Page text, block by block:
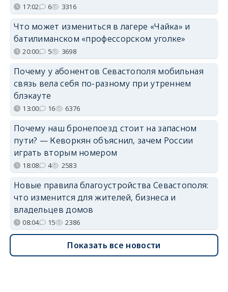
17:02 6 3316
Что может измениться в лагере «Чайка» и
батилиманском «профессорском уголке»
20:00 5 3698
Почему у абонентов Севастополя мобильная
связь вела себя по-разному при утреннем
блэкауте
13:00 16 6376
Почему наш бронепоезд стоит на запасном
пути? — Кеворкян объяснил, зачем России
играть вторым номером
18:08 4 2583
Новые правила благоустройства Севастополя:
что изменится для жителей, бизнеса и
владельцев домов
08:04 15 2386
Показать все новости